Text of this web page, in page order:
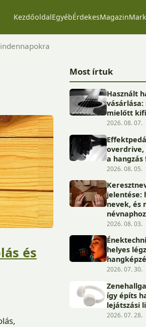
KezdőoldalEgyébÉrdekesMagazin
és
Most írtuk
Használt
mielőtt
2026. 08. 07.
overdrive,
a
2026. 08. 05.
jelentése:
nevek, és
névnaphoz
2026. 08. 03.
helyes
2026. 07. 30.
így építs
lejátszási
2026. 07. 28.